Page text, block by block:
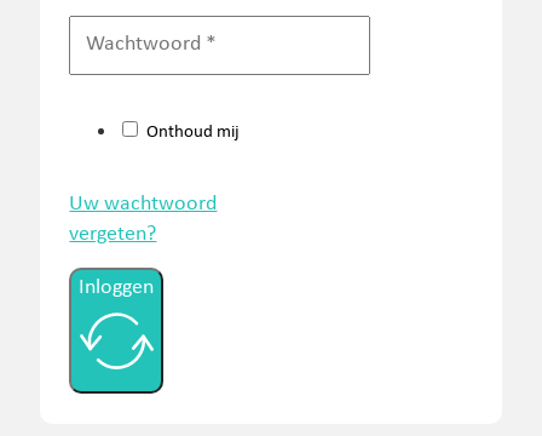
Onthoud mij
Uw wachtwoord
vergeten?
Inloggen